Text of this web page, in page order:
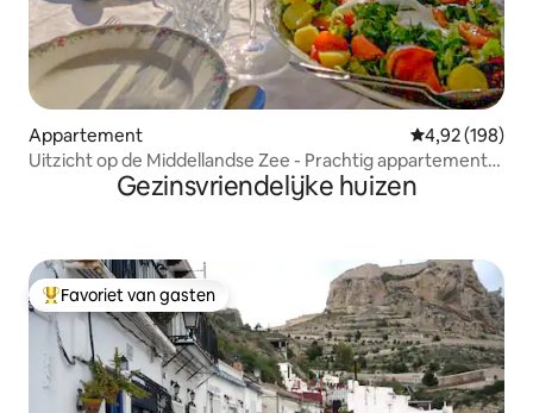
Appartement Gemiddelde
4,92 (198)
Uitzicht op de Middellandse Zee - Prachtig appartement
met 2 slaapkamers.Gezinsvriendelijke huizen
Topfavoriet van gasten
Favoriet van gasten